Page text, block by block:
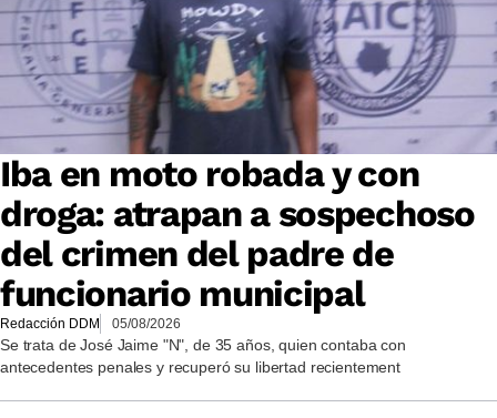
Iba en moto robada y con
droga: atrapan a sospechoso
del crimen del padre de
funcionario municipal
Redacción DDM 05/08/2026
Se trata de José Jaime "N", de 35 años, quien contaba con
antecedentes penales y recuperó su libertad recientement